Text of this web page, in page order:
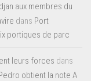
aux membres du
dans Port
portiques de parc
leurs forces dans
obtient la note A